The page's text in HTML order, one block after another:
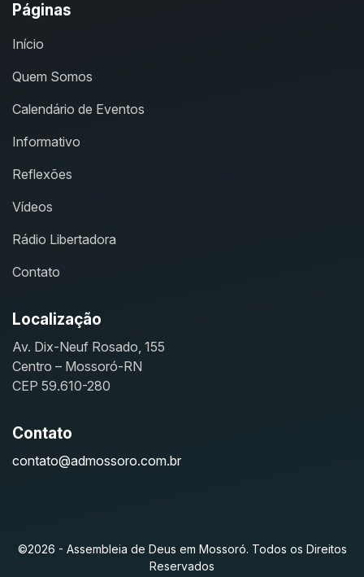
Páginas
Início
Quem Somos
Calendário de Eventos
Informativo
Reflexões
Vídeos
Rádio Libertadora
Contato
Localização
Av. Dix-Neuf Rosado, 155
Centro – Mossoró-RN
CEP 59.610-280
Contato
contato@admossoro.com.br
©2026 - Assembleia de Deus em Mossoró. Todos os Direitos
Reservados